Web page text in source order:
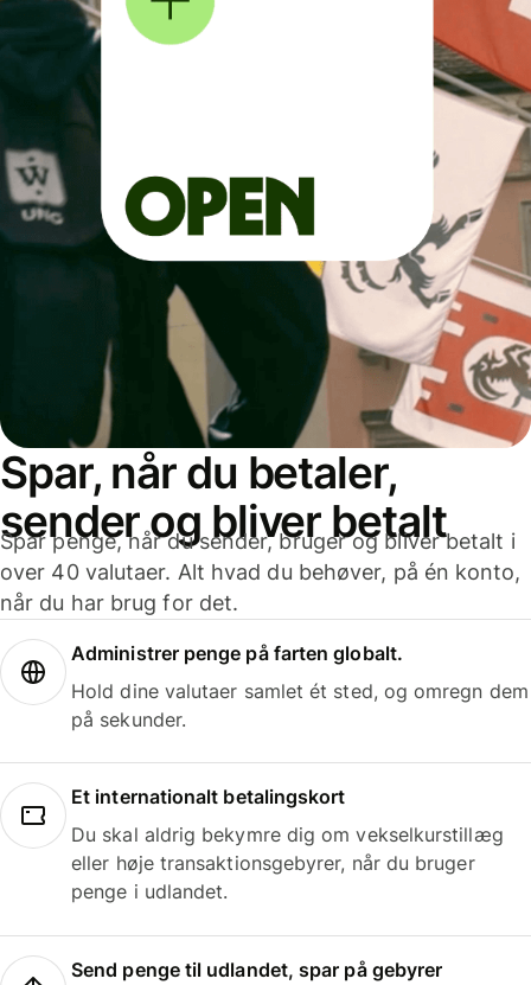
Spar, når du betaler,
sender og bliver betalt
Spar penge, når du sender, bruger og bliver betalt i
over 40 valutaer. Alt hvad du behøver, på én konto,
når du har brug for det.
Administrer penge på farten globalt.
Hold dine valutaer samlet ét sted, og omregn dem
på sekunder.
Et internationalt betalingskort
Du skal aldrig bekymre dig om vekselkurstillæg
eller høje transaktionsgebyrer, når du bruger
penge i udlandet.
Send penge til udlandet, spar på gebyrer